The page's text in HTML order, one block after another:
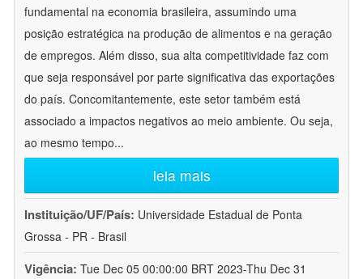
fundamental na economia brasileira, assumindo uma
posição estratégica na produção de alimentos e na geração
de empregos. Além disso, sua alta competitividade faz com
que seja responsável por parte significativa das exportações
do país. Concomitantemente, este setor também está
associado a impactos negativos ao meio ambiente. Ou seja,
ao mesmo tempo...
leia mais
Instituição/UF/País: Universidade Estadual de Ponta
Grossa - PR - Brasil
Vigência: Tue Dec 05 00:00:00 BRT 2023-Thu Dec 31